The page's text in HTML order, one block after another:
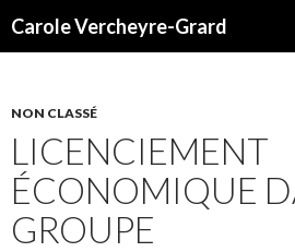
Carole Vercheyre-Grard
NON CLASSÉ
LICENCIEMENT
ÉCONOMIQUE
GROUPE